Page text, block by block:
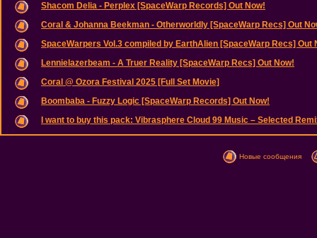
Shacom Delia - Perplex [SpaceWarp Records] Out Now!
Coral & Johanna Beekman - Otherworldly [SpaceWarp Recs] Out
SpaceWarpers Vol.3 compiled by EarthAlien [SpaceWarp Recs] Out
Lennielazerbeam - A Truer Reality [SpaceWarp Recs] Out Now!
Coral @ Ozora Festival 2025 [Full Set Movie]
Boombaba - Fuzzy Logic [SpaceWarp Records] Out Now!
I want to buy this pack: Vibrasphere Cloud 99 Music – Selected
Новые сообщения